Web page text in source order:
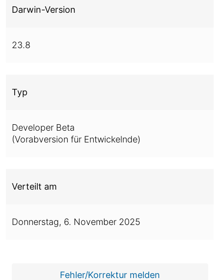
Darwin-Version
23.8
Typ
Developer Beta
(Vorabversion für Entwickelnde)
Verteilt am
Donnerstag, 6. November 2025
Fehler/Korrektur melden